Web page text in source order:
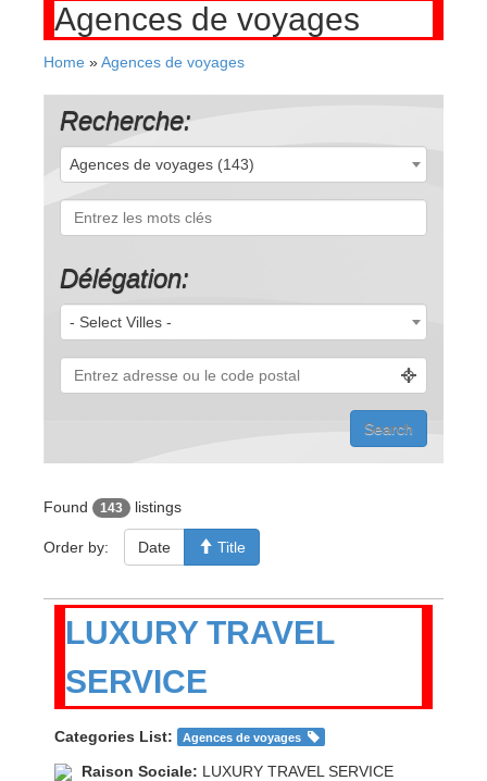
Agences de voyages
Home »Agences de voyages
Recherche:
Agences de voyages (143)
Délégation:
- Select Villes -
Found 143 listings
Order by: Date Title
LUXURY TRAVEL
SERVICE
Categories List: Agences de voyages
Raison Sociale: LUXURY TRAVEL SERVICE